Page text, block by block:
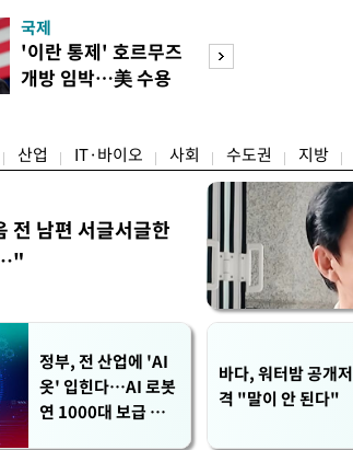
재편되는 과정에서 폭염이 일시적
은 내다봤다. 기상청은 6일 오전
밝혔다. 이광연 기상청 예보분석
기압이 한반도에 자리잡고 있
국제
'이란 통제' 호르무즈
개방 임박…美 수용
산업 IT·바이오 사회 수도권 지방
전 남편 서글서글한
정부, 전 산업에 'AI
옷' 입힌다…AI 로봇
연 1000대 보급 추
바다, 워터밤 공개저
격 "말이 안 된다"